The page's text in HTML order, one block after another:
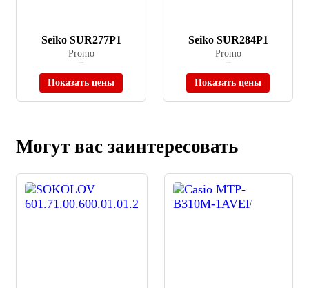
Seiko SUR277P1
Promo
Показать цены
Seiko SUR284P1
Promo
Показать цены
Могут вас заинтересовать